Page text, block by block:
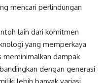
mencari perlindungan
lain dari komitmen
yang memperkaya
meminimalkan dampak
dengan generasi